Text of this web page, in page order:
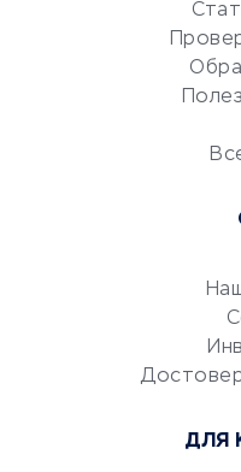
Сервисы по поиску
Сетевой маркетинг
УСЛУГИ ДЛЯ
документооборот
КонсалтинговыеДЛЯ